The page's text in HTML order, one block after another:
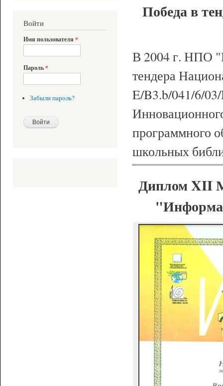
Войти
Имя пользователя *
Пароль*
Забыли пароль?
Победа в
В 2004 г. НПО
тендера
E/B3.b/041/6/
программного
школьных
Диплом XII